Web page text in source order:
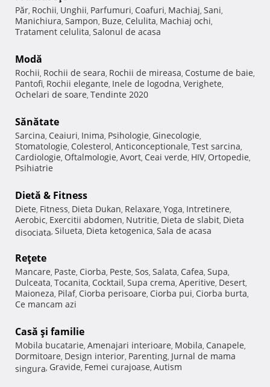
Păr, Rochii, Unghii, Parfumuri, Coafuri, Machiaj, Sani,
Manichiura, Sampon, Buze, Celulita, Machiaj ochi,
Tratament celulita, Salonul de acasa
Modă
Rochii, Rochii de seara, Rochii de mireasa, Costume de baie,
Pantofi, Rochii elegante, Inele de logodna, Verighete,
Ochelari de soare, Tendinte 2020
Sănătate
Sarcina, Ceaiuri, Inima, Psihologie, Ginecologie,
Stomatologie, Colesterol, Anticonceptionale, Test sarcina,
Cardiologie, Oftalmologie, Avort, Ceai verde, HIV, Ortopedie,
Psihiatrie
Dietă & Fitness
Diete, Fitness, Dieta Dukan, Relaxare, Yoga, Intretinere,
Aerobic, Exercitii abdomen, Nutritie, Dieta de slabit, Dieta
disociata, Silueta, Dieta ketogenica, Sala de acasa
Reţete
Mancare, Paste, Ciorba, Peste, Sos, Salata, Cafea, Supa,
Dulceata, Tocanita, Cocktail, Supa crema, Aperitive, Desert,
Maioneza, Pilaf, Ciorba perisoare, Ciorba pui, Ciorba burta,
Ce mancam azi
Casă şi familie
Mobila bucatarie, Amenajari interioare, Mobila, Canapele,
Dormitoare, Design interior, Parenting, Jurnal de mama
singura, Gravide, Femei curajoase, Autism